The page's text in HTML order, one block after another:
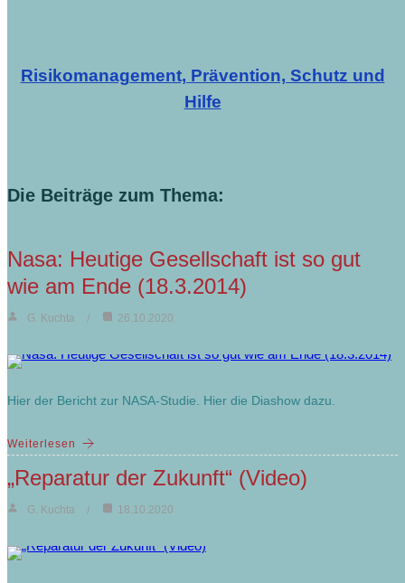
Risikomanagement, Prävention, Schutz und
Hilfe
Die Beiträge zum Thema:
Nasa: Heutige Gesellschaft ist so gut
wie am Ende (18.3.2014)
G. Kuchta 26.10.2020
Hier der Bericht zur NASA-Studie. Hier die Diashow dazu.
Weiterlesen
„Reparatur der Zukunft“ (Video)
G. Kuchta 18.10.2020